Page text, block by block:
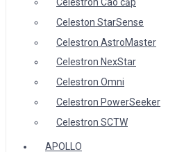
Celeston StarSense
Celestron AstroMaster
Celestron NexStar
Celestron Omni
Celestron PowerSeeker
Celestron SCTW
APOLLO